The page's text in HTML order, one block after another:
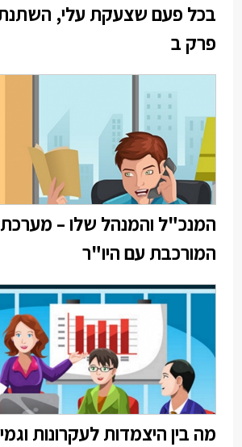
בכל פעם שצעקת עלי,
פרק ב
המנכ"ל והמנהל שלו –
המורכבת עם היו"ר
מה בין היצמדות לעקרונות